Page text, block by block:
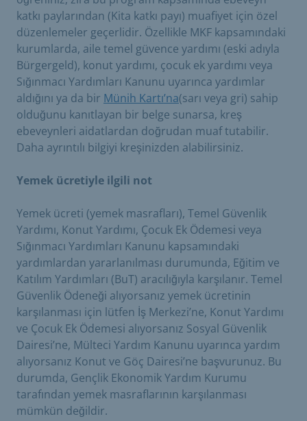
katkı paylarından (Kita katkı payı) muafiyet için özel
düzenlemeler geçerlidir. Özellikle MKF kapsamındaki
kurumlarda, aile temel güvence yardımı (eski adıyla
Bürgergeld), konut yardımı, çocuk ek yardımı veya
Sığınmacı Yardımları Kanunu uyarınca yardımlar
aldığını ya da bir Münih Kartı’na(sarı veya gri) sahip
olduğunu kanıtlayan bir belge sunarsa, kreş
ebeveynleri aidatlardan doğrudan muaf tutabilir.
Daha ayrıntılı bilgiyi kreşinizden alabilirsiniz.
Yemek ücretiyle ilgili not
Yemek ücreti (yemek masrafları), Temel Güvenlik
Yardımı, Konut Yardımı, Çocuk Ek Ödemesi veya
Sığınmacı Yardımları Kanunu kapsamındaki
yardımlardan yararlanılması durumunda, Eğitim ve
Katılım Yardımları (BuT) aracılığıyla karşılanır. Temel
Güvenlik Ödeneği alıyorsanız yemek ücretinin
karşılanması için lütfen İş Merkezi’ne, Konut Yardımı
ve Çocuk Ek Ödemesi alıyorsanız Sosyal Güvenlik
Dairesi’ne, Mülteci Yardım Kanunu uyarınca yardım
alıyorsanız Konut ve Göç Dairesi’ne başvurunuz. Bu
durumda, Gençlik Ekonomik Yardım Kurumu
tarafından yemek masraflarının karşılanması
mümkün değildir.